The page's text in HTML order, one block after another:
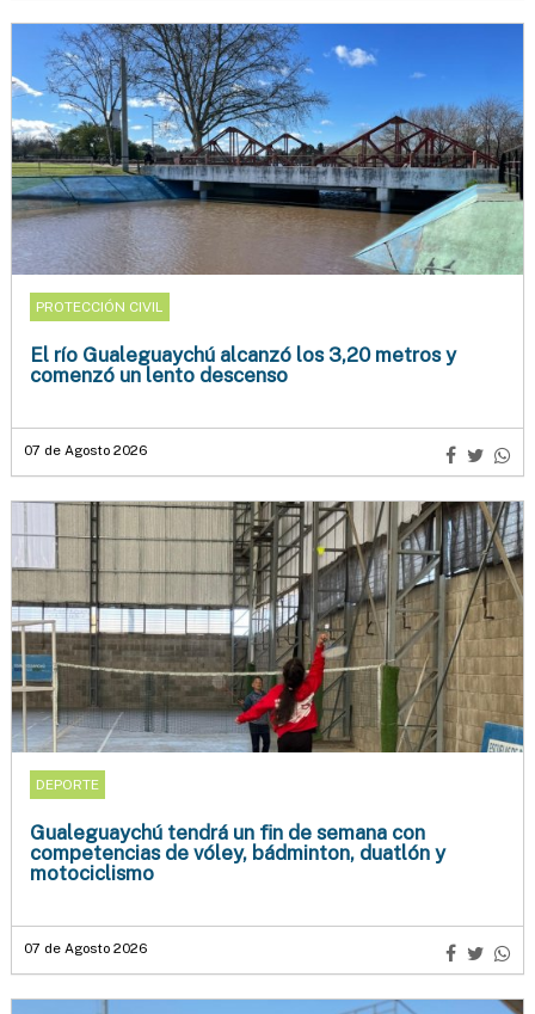
PROTECCIÓN CIVIL
El río Gualeguaychú alcanzó los 3,20 metros y
comenzó un lento descenso
07 de Agosto 2026
DEPORTE
Gualeguaychú tendrá un fin de semana con
competencias de vóley, bádminton, duatlón y
motociclismo
07 de Agosto 2026